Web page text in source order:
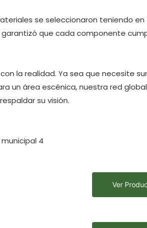
se seleccionaron teniendo
garantizó que cada componente
la realidad. Ya sea que necesite
un área escénica, nuestra red
su visión.
Ver